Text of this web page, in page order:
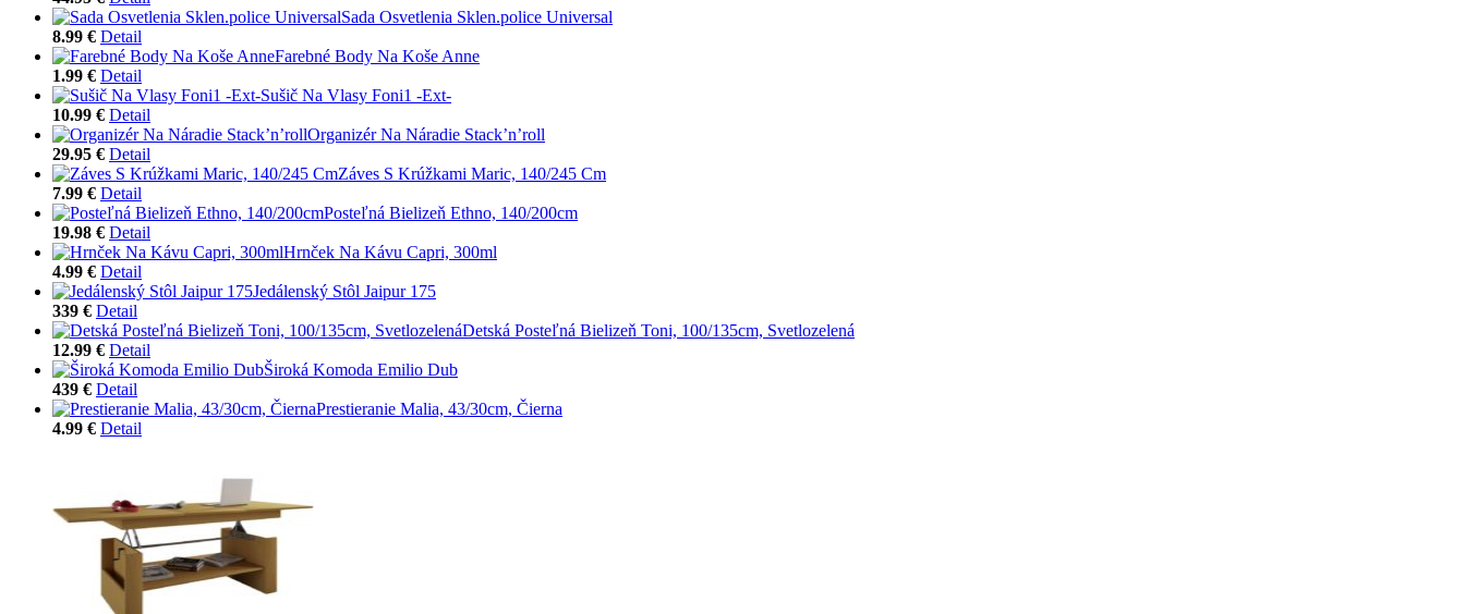
Sada Osvetlenia Sklen.police Universal
8.99 € Detail
Farebné Body Na Koše Anne
1.99 € Detail
Sušič Na Vlasy Foni1 -Ext-
10.99 € Detail
Organizér Na Náradie Stack’n’roll
29.95 € Detail
Záves S Krúžkami Maric, 140/245 Cm
7.99 € Detail
Posteľná Bielizeň Ethno, 140/200cm
19.98 € Detail
Hrnček Na Kávu Capri, 300ml
4.99 € Detail
Jedálenský Stôl Jaipur 175
339 € Detail
Detská Posteľná Bielizeň Toni, 100/135cm, Svetlozelená
12.99 € Detail
Široká Komoda Emilio Dub
439 € Detail
Prestieranie Malia, 43/30cm, Čierna
4.99 € Detail